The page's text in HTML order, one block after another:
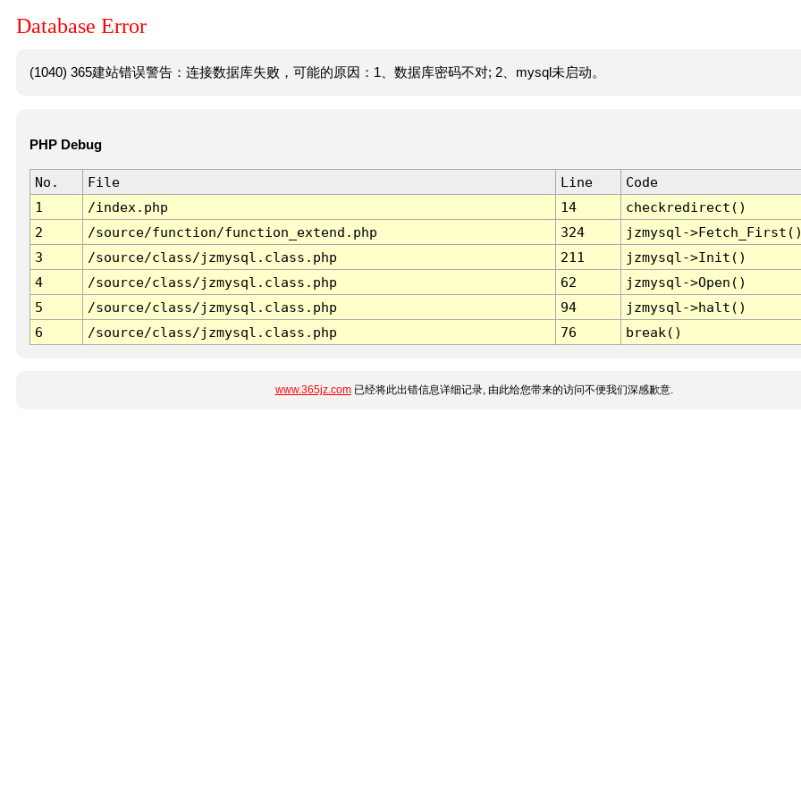
Database Error
(1040) 365建站错误警告：连接数据库失败，可能的原因：1、数据库密码不对; 2、mysql未启动。
PHP Debug
No. File Line
Code
1
/index.php 14
checkredirect()
2
/source/function/function_extend.php 324
jzmysql-
3
/source/class/jzmysql.class.php 211
jzmysql->Init()
4
/source/class/jzmysql.class.php 62
jzmysql->Open()
5
/source/class/jzmysql.class.php 94
jzmysql->halt()
6
/source/class/jzmysql.class.php 76 break()
www.365jz.com已经将此出错信息详细记录, 由此给您带来的访问不便我们深感歉意.